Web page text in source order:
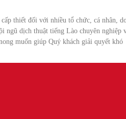
thiết đối với nhiều tổ chức, cá nhân,
ngũ dịch thuật tiếng Lào chuyên nghiệp
muốn giúp Quý khách giải quyết khó